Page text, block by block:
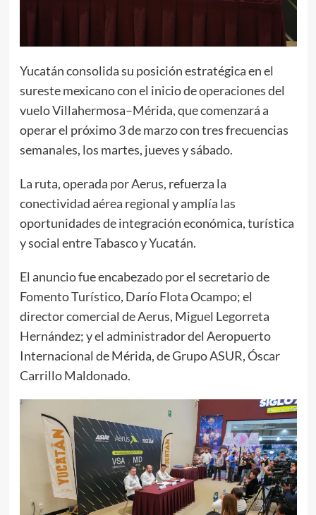
Yucatán consolida su posición estratégica en el
sureste mexicano con el inicio de operaciones del
vuelo Villahermosa–Mérida, que comenzará a
operar el próximo 3 de marzo con tres frecuencias
semanales, los martes, jueves y sábado.
La ruta, operada por Aerus, refuerza la
conectividad aérea regional y amplía las
oportunidades de integración económica, turística
y social entre Tabasco y Yucatán.
El anuncio fue encabezado por el secretario de
Fomento Turístico, Darío Flota Ocampo; el
director comercial de Aerus, Miguel Legorreta
Hernández; y el administrador del Aeropuerto
Internacional de Mérida, de Grupo ASUR, Óscar
Carrillo Maldonado.